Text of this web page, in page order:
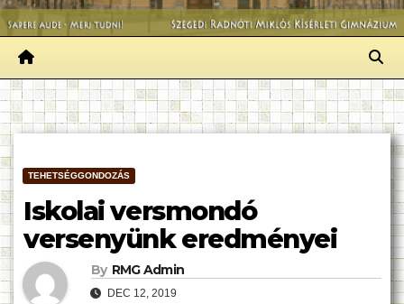
TEHETSÉGGONDOZÁS
Iskolai versmondó
versenyünk eredményei
By RMG Admin
DEC 12, 2019